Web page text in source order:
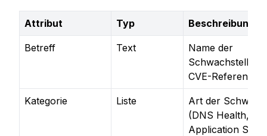
Attribut Typ Beschreibung
Betreff Text
Name der
Schwachstelle
CVE-Referenz
Kategorie Liste
Art der
(DNS Health,
Application